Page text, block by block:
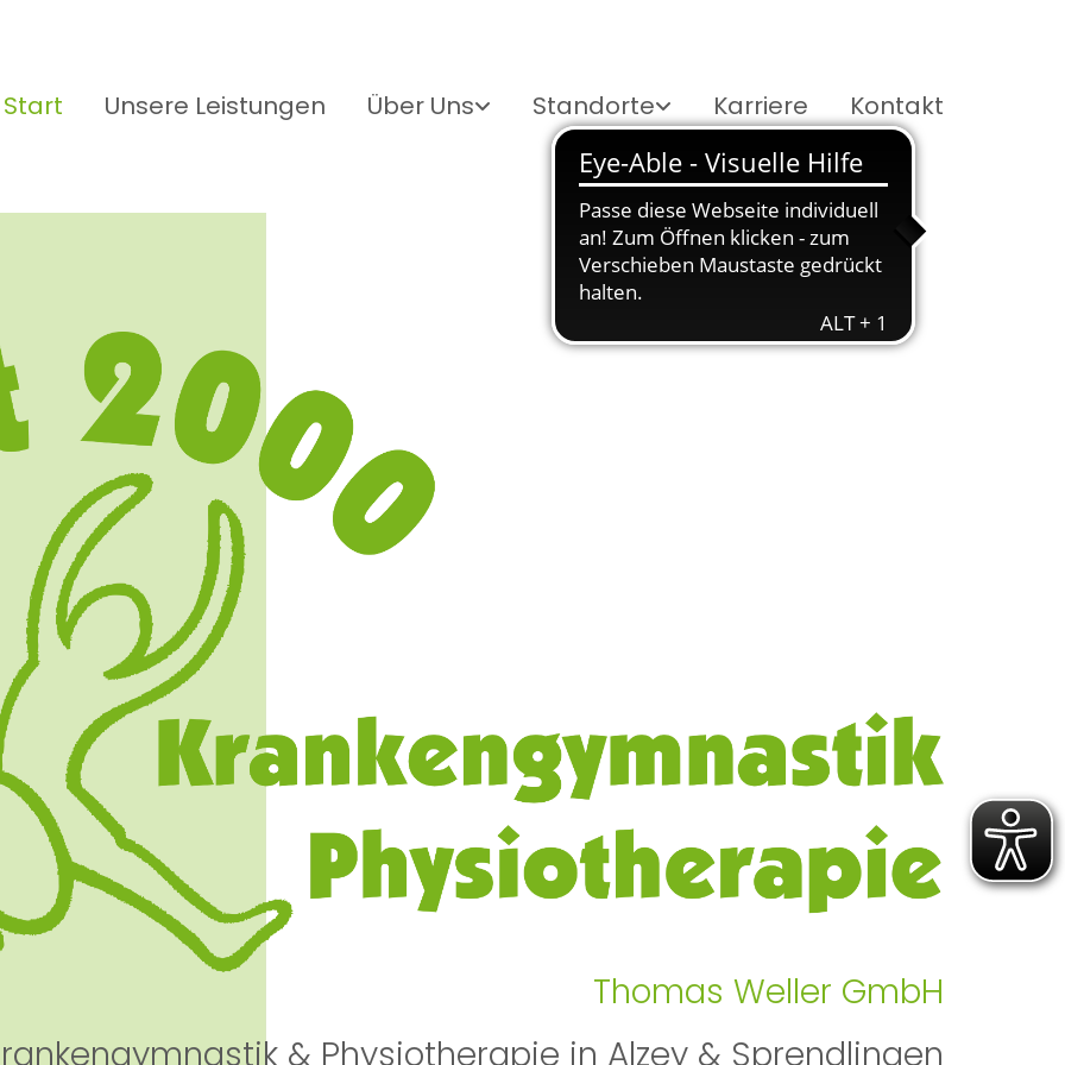
Start Unsere Leistungen Über Uns Standorte Karriere Kontakt
Thomas Weller GmbH
& Physiotherapie in Alzey & Sprendlingen